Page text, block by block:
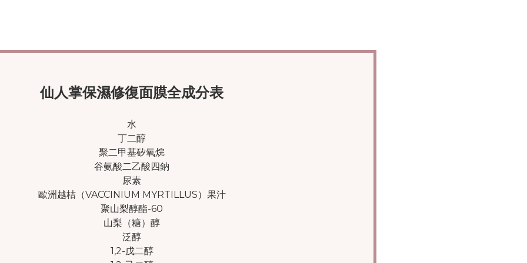
仙人掌保濕修復面膜全成分表
水
丁二醇
聚二甲基矽氧烷
谷氨酸二乙酸四鈉
尿素
歐洲越桔（VACCINIUM MYRTILLUS）果汁
聚山梨醇酯-60
山梨（糖）醇
泛醇
1,2-戊二醇